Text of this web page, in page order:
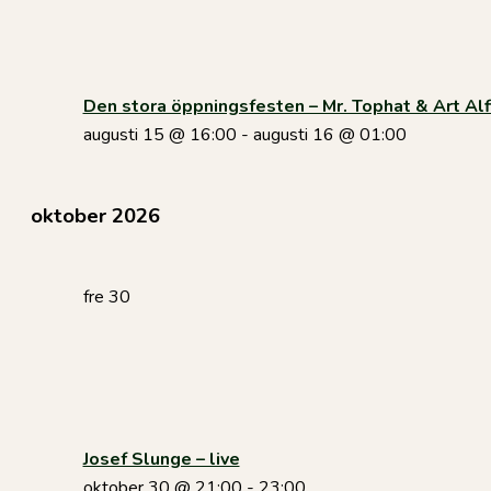
Den stora öppningsfesten – Mr. Tophat & Art
augusti 15 @ 16:00 - augusti 16 @ 01:00
oktober 2026
fre 30
Josef Slunge – live